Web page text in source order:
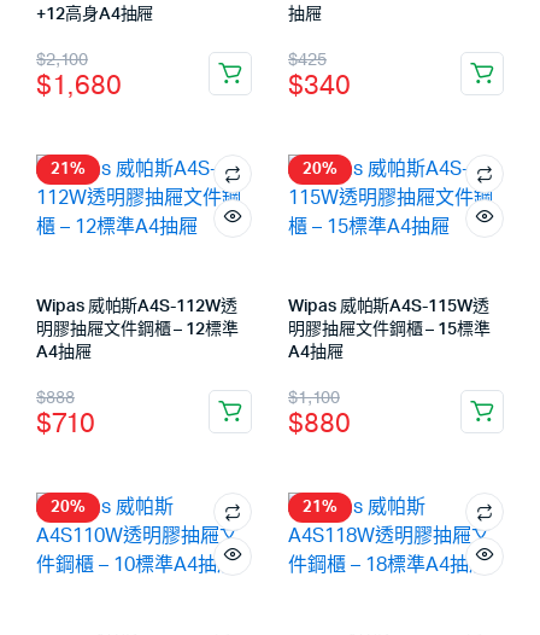
+12高身A4抽屜
$2,100
$1,680
抽屜
$425
$340
21%
Wipas 威帕斯A4S-112W透
明膠抽屜文件鋼櫃 – 12標準
A4抽屜
$888
$710
20%
Wipas 威帕斯A4S-115W透
明膠抽屜文件鋼櫃 – 15標準
A4抽屜
$1,100
$880
20% 21%